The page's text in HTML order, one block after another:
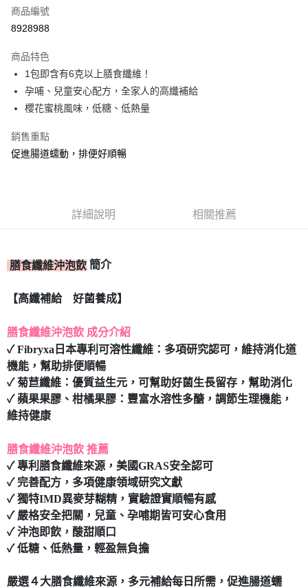
信用卡分期付款
合作金庫商業銀行
華南商業銀行
上海商業儲蓄銀行
台北富邦商業銀行
國泰世華商業銀行
匯豐（台灣）商業銀行
聯邦商業銀行
台灣樂天信用卡公司
超商取貨付款
LINE Pay
街口支付
付款後全家取貨
每筆NT$80，滿NT$490(含以上)免運費
付款後7-11取貨
每筆NT$80，滿NT$490(含以上)免運費
宅配
每筆NT$80，滿NT$490(含以上)免運費
商品編號
8928988
商品特色
1包即含有6克以上膳食纖維！
孕哺、兒童安心配方，全家人的高纖補給
櫻花蜜桃風味，低糖、低熱量
銷售重點
促進腸道蠕動，排便好順暢
詳細說明 相關推薦
膳食纖維沖泡飲 簡介
【高纖補給 好菌養成】
膳食纖維沖泡飲 成分介紹
✓ Fibryxa日本專利可溶性纖維：多項研究認可，維持消化道
機能，幫助排便順暢
✓ 菊苣纖維：優質益生元，可幫助好菌生長留存，幫助消化
✓ 蘋果果膠、柑橘果膠：豐富水溶性多醣，調節生理機能，
維持健康
膳食纖維沖泡飲 推薦
✓ 專利膳食纖維來源，美國GRAS安全認可
✓ 完善配方，多項健康領域研究文獻
✓ 獨特IMD異麥芽糊精，實驗證實順暢有感
✓ 嚴格安全把關，兒童、孕哺期皆可安心食用
✓ 沖泡即飲，酸甜順口
✓ 低糖、低熱量，輕盈無負擔
嚴選４大膳食纖維來源，多元補給每日所需，促進腸道蠕